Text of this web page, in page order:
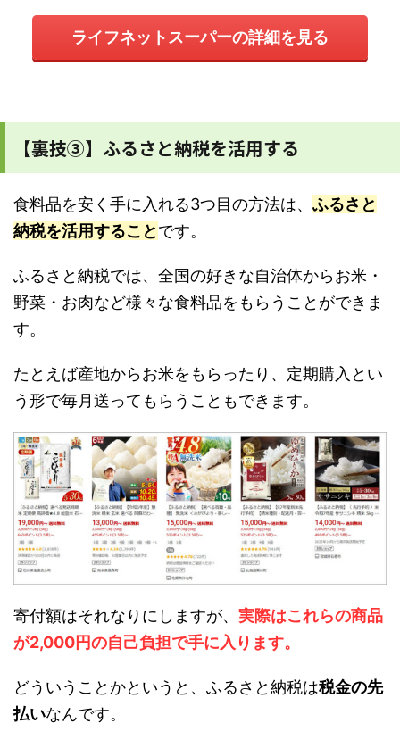
ライフネットスーパーの詳細を見る
【裏技③】ふるさと納税を活用する
食料品を安く手に入れる3つ目の方法は、 ふるさと
納税を活用することです。
ふるさと納税では、全国の好きな自治体からお米・
野菜・お肉など様々な食料品をもらうことができま
す。
たとえば産地からお米をもらったり、定期購入とい
う形で毎月送ってもらうこともできます。
寄付額はそれなりにしますが、 実際はこれらの商品
が2,000円の自己負担で手に入ります。
どういうことかというと、ふるさと納税は税金の先
払いなんです。